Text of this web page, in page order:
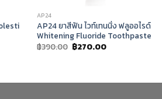
AP24
AP24 ยาสีฟัน ไวท์เทนนิ่ง ฟลูออไรด์
Whitening Fluoride Toothpaste
฿390.00 Original
price
฿270.00Current